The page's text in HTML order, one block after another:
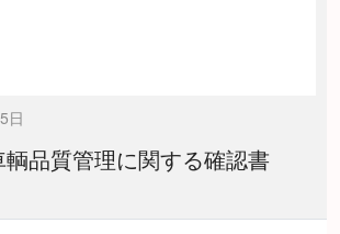
日
品質管理に関する確認書